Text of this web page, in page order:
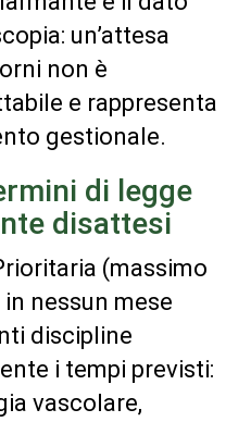
un’attesa
non è
e rappresenta
gestionale.
di legge
disattesi
(massimo
nessun mese
discipline
i tempi previsti:
vascolare,